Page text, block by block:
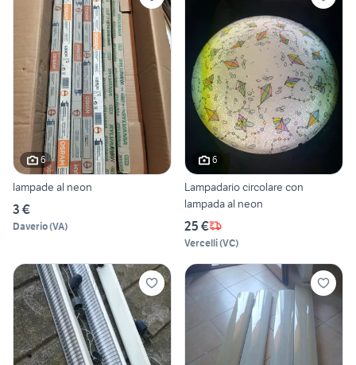
6
lampade al neon
3 €
Daverio(VA)
6
Lampadario circolare con
lampada al neon
25 €
Vercelli(VC)